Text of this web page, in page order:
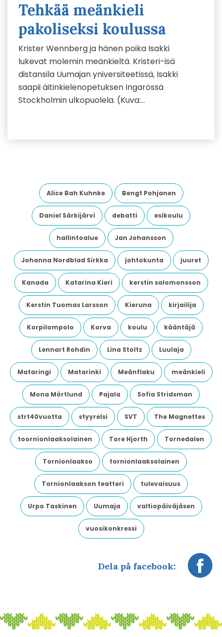
Tehkää meänkieli
pakoliseksi koulussa
Krister Wennberg ja hänen poika Isakki
lukevat molemin meänkieltä. Kristeri-isä
distansila Uumajan yniversiteetissä, Isakki
saapii äitinkielenopetuksen Ingarössä
Stockholmin ulkopuolela. (Kuva:…
Alice Bah Kuhnke Bengt Pohjanen
Daniel Särkijärvi debatti esikoulu
hallintoalue Jan Johansson
Johanna Nordblad Sirkka johtokunta juuret
Kanada Katarina Kieri kerstin salomonsson
Kerstin Tuomas Larsson Kieruna kirjailija
Korpilompolo Korva koulu kääntäjä
Lennart Rohdin Lina Stoltz Luulaja
Mataringi Matarinki Meänflaku meänkieli
Mona Mörtlund Pajala Sofia Stridsman
strt40vuotta styyrelsi SVT The Magnettes
toornionlaaksolainen Tore Hjorth Tornedalen
Tornionlaakso tornionlaaksolainen
Tornionlaakson teatteri tulevaisuus
Urpo Taskinen Uumaja valtiopäiväjäsen
vuosikonkressi
Dela på facebook: